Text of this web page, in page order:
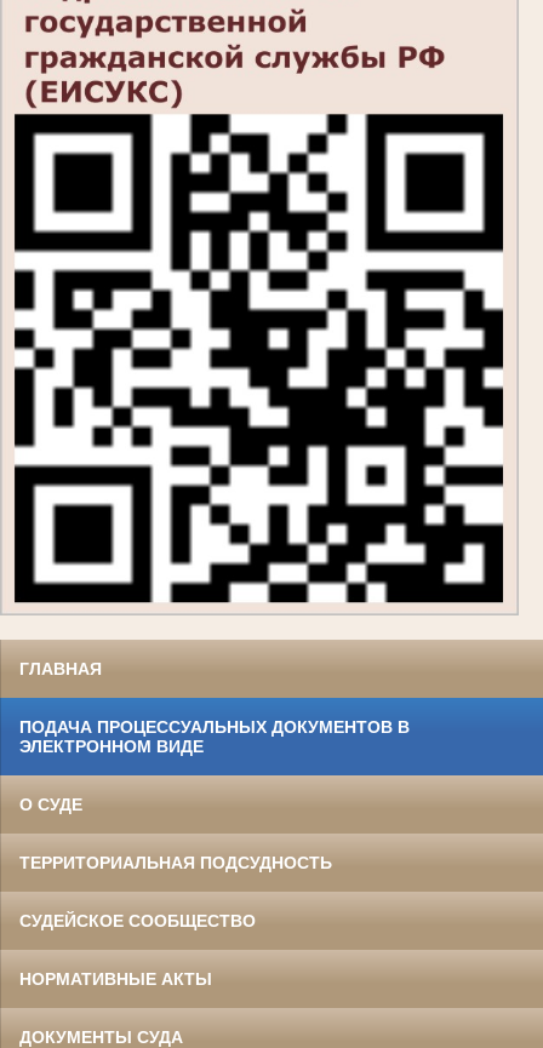
ГЛАВНАЯ
ПОДАЧА ПРОЦЕССУАЛЬНЫХ ДОКУМЕНТОВ В
ЭЛЕКТРОННОМ ВИДЕ
О СУДЕ
ТЕРРИТОРИАЛЬНАЯ ПОДСУДНОСТЬ
СУДЕЙСКОЕ СООБЩЕСТВО
НОРМАТИВНЫЕ АКТЫ
ДОКУМЕНТЫ СУДА